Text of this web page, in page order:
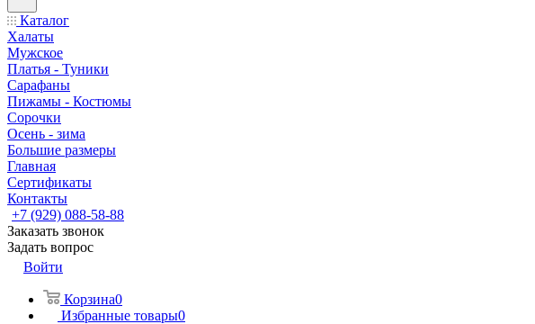
Каталог
Халаты
Мужское
Платья - Туники
Сарафаны
Пижамы - Костюмы
Сорочки
Oсень - зима
Большие размеры
Главная
Сертификаты
Контакты
+7 (929) 088-58-88
Заказать звонок
Задать вопрос
Войти
Корзина0
Избранные товары0